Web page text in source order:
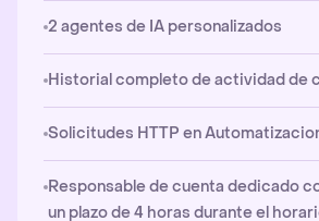
2 agentes de IA personalizados
Historial completo de actividad de
Solicitudes HTTP en
Responsable de cuenta dedicado
un plazo de 4 horas durante el